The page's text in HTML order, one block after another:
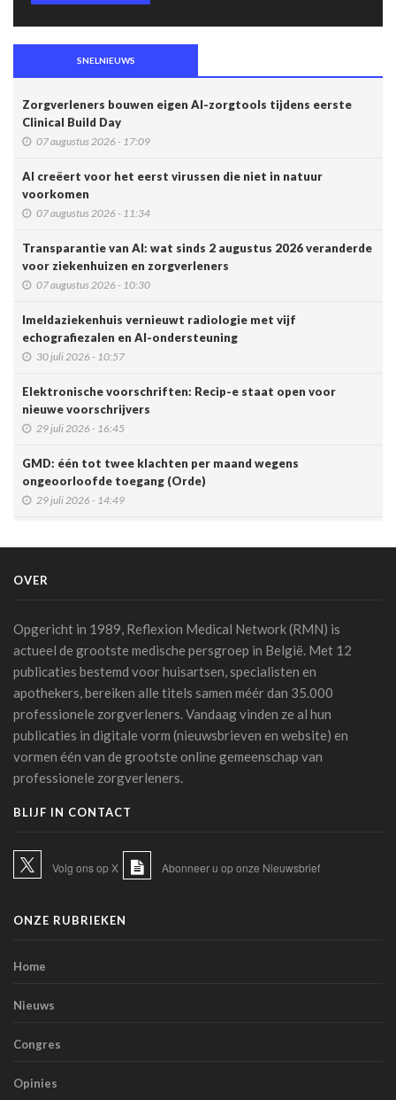
SNELNIEUWS
Zorgverleners bouwen eigen AI-zorgtools tijdens eerste
Clinical Build Day
07 augustus 2026 - 17:09
AI creëert voor het eerst virussen die niet in natuur
voorkomen
07 augustus 2026 - 11:34
Transparantie van AI: wat sinds 2 augustus 2026 veranderde
voor ziekenhuizen en zorgverleners
07 augustus 2026 - 10:30
Imeldaziekenhuis vernieuwt radiologie met vijf
echografiezalen en AI-ondersteuning
30 juli 2026 - 10:57
Elektronische voorschriften: Recip-e staat open voor
nieuwe voorschrijvers
29 juli 2026 - 16:45
GMD: één tot twee klachten per maand wegens
ongeoorloofde toegang (Orde)
29 juli 2026 - 14:49
chatbot voor zijn of haar geestelijke gezondheid
14 juli 2026 - 17:29
Alzheimer: een score voorspelt dementie tien jaar vóór het
optreden van symptomen
14 juli 2026 - 11:14
AI en klinische proeven: een pleidooi voor meer
14 juli 2026 - 11:06
hartdecompensatie
voorzichtigheid bij verspreiden van informatie
Belgen blijven de meest terughoudende Europeanen
07 juli 2026 - 09:34
OVER
Opgericht in 1989, Reflexion Medical Network (RMN) is
actueel de grootste medische persgroep in België. Met 12
publicaties bestemd voor huisartsen, specialisten en
apothekers, bereiken alle titels samen méér dan 35.000
professionele zorgverleners. Vandaag vinden ze al hun
publicaties in digitale vorm (nieuwsbrieven en website) en
vormen één van de grootste online gemeenschap van
professionele zorgverleners.
BLIJF IN CONTACT
Volg ons op X Abonneer u op onze Nieuwsbrief
ONZE RUBRIEKEN
Home
Nieuws
Congres
Opinies